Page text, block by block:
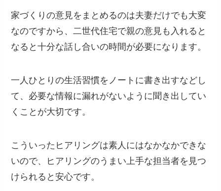
家づくりの意見をまとめるのは夫妻だけでも大変
なのですから、二世代住宅で親の意見も入れると
なると十分な話し合いの時間が必要になります。
一人ひとりの生活習慣をノートに書き出すなどし
て、必要な情報に漏れがないように聞き出してい
くことが大切です。
こういったヒアリングは素人にはなかなかできな
いので、ヒアリングのうまい上手な担当者を見つ
けられると安心です。